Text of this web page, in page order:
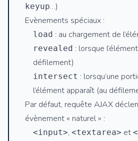
keyup…)
Evènements spéciaux :
load : au chargement de
revealed : lorsque
défilement)
intersect : lorsqu’une
l’élément apparaît (au
Par défaut, requête AJAX
évènement « naturel » :
<input>, <textarea> et